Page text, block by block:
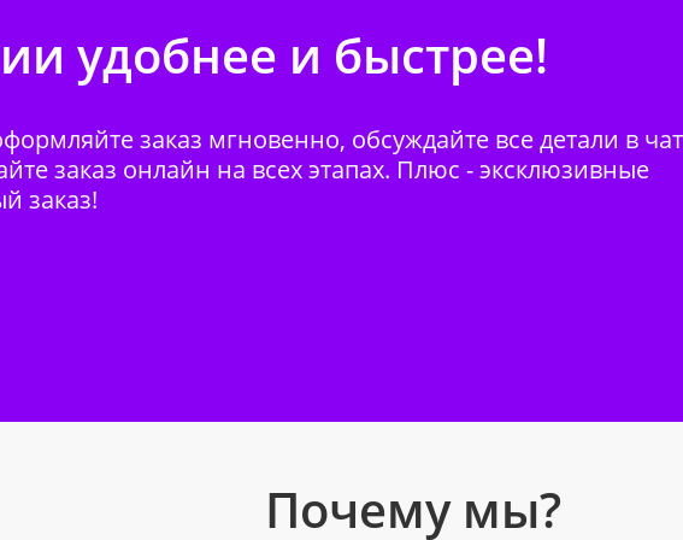
удобнее и быстрее!
заказ мгновенно, обсуждайте все детали в
заказ онлайн на всех этапах. Плюс - эксклюзивные
заказ!
Почему мы?